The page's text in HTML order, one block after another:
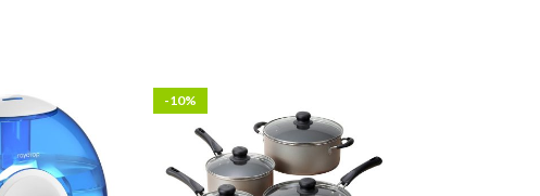
-10%